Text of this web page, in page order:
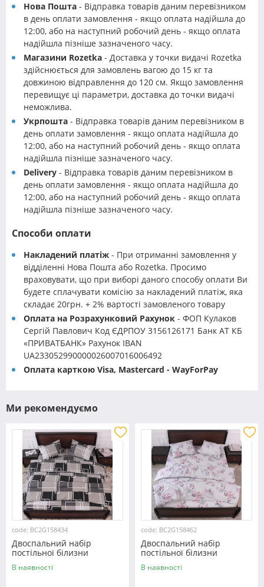
Нова Пошта - Відправка товарів даним перевізником
в день оплати замовлення - якщо оплата надійшла до
12:00, або на наступний робочий день - якщо оплата
надійшла пізніше зазначеного часу.
Магазини Rozetka - Доставка у точки видачі Rozetka
здійснюється для замовлень вагою до 15 кг та
довжиною відправлення до 120 см. Якщо замовлення
перевищує ці параметри, доставка до точки видачі
неможлива.
Укрпошта - Відправка товарів даним перевізником в
день оплати замовлення - якщо оплата надійшла до
12:00, або на наступний робочий день - якщо оплата
надійшла пізніше зазначеного часу.
Delivery - Відправка товарів даним перевізником в
день оплати замовлення - якщо оплата надійшла до
12:00, або на наступний робочий день - якщо оплата
надійшла пізніше зазначеного часу.
Способи оплати
Накладений платіж - При отриманні замовлення у
відділенні Нова Пошта або Rozetka. Просимо
враховувати, що при виборі даного способу оплати Ви
будете сплачувати комісію за накладений платіж, яка
складає 20грн. + 2% вартості замовленого товару
Оплата на Розрахунковий Рахунок - ФОП Кулаков
Сергій Павлович Код ЄДРПОУ 3156126171 Банк АТ КБ
«ПРИВАТБАНК» Рахунок IBAN
UA233052990000026007016006492
Оплата карткою Visa, Mastercard - WayForPay
Ми рекомендуємо
code: BC2G158434
Двоспальний набір
постільної білизни
180*220 із Бязі "Gold"
№158434 Черешенка™
В наявності
code: BC2G158462
Двоспальний набір
постільної білизни
180*220 із Бязі "Gold"
№158462 Черешенька™
В наявності